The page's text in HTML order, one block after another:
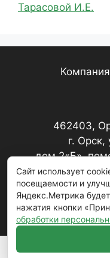
Тарасовой И.Е.
462403,
г. Орск,
дом 2«Б»,
+7
Политика
Сайт использует
посещаемости и
Яндекс.Метрика
нажатия кнопки
обработки